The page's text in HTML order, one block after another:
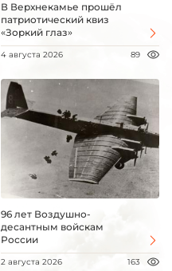
В Верхнекамье прошёл
патриотический квиз
«Зоркий глаз»
4 августа 2026 89
96 лет Воздушно-
десантным войскам
России
2 августа 2026 163